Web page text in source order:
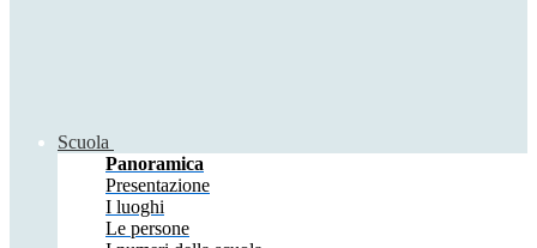
Scuola
Panoramica
Presentazione
I luoghi
Le persone